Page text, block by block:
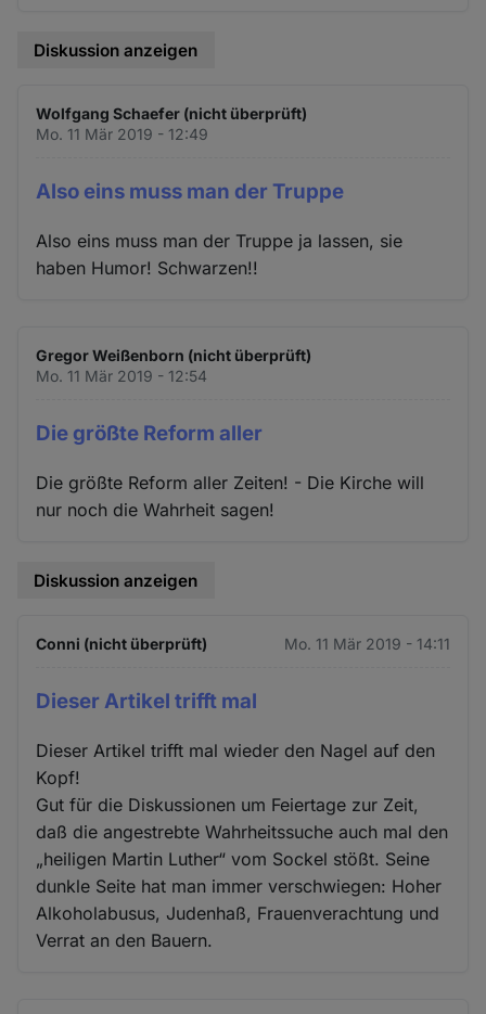
Diskussion anzeigen
Wolfgang Schaefer (nicht überprüft)
Mo. 11 Mär 2019 - 12:49
Also eins muss man der Truppe
Also eins muss man der Truppe ja lassen, sie
haben Humor! Schwarzen!!
Gregor Weißenborn (nicht überprüft)
Mo. 11 Mär 2019 - 12:54
Die größte Reform aller
Die größte Reform aller Zeiten! - Die Kirche will
nur noch die Wahrheit sagen!
Diskussion anzeigen
Conni (nicht überprüft) Mo. 11 Mär 2019 - 14:11
Dieser Artikel trifft mal
Dieser Artikel trifft mal wieder den Nagel auf den
Kopf!
Gut für die Diskussionen um Feiertage zur Zeit,
daß die angestrebte Wahrheitssuche auch mal den
„heiligen Martin Luther“ vom Sockel stößt. Seine
dunkle Seite hat man immer verschwiegen: Hoher
Alkoholabusus, Judenhaß, Frauenverachtung und
Verrat an den Bauern.